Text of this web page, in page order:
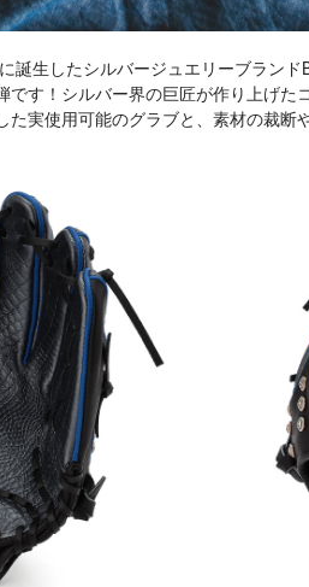
誕生したシルバージュエリーブラン
す！シルバー界の巨匠が作り上げた
た実使用可能のグラブと、素材の裁